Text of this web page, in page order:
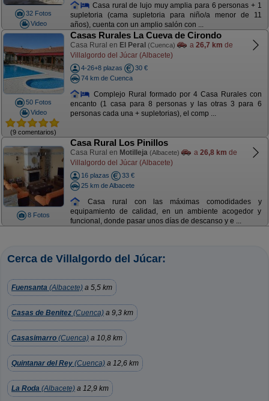
32 Fotos
Video
Casa rural de lujo muy amplia para 6 personas + 1
supletoria (cama supletoria para niño/a menor de 11
años), cuenta con un amplio salón con ...
50 Fotos
Video
(9 comentarios)
Casas Rurales La Cueva de Cirondo
Casa Rural en El Peral (Cuenca) a 26,7 km de
Villalgordo del Júcar (Albacete)
4-26+8 plazas
30 €
74 km de Cuenca
Complejo Rural formado por 4 Casa Rurales con
encanto (1 casa para 8 personas y las otras 3 para 6
personas cada una + supletorias), el comp ...
8 Fotos
Casa Rural Los Pinillos
Casa Rural en Motilleja (Albacete) a 26,8 km de
Villalgordo del Júcar (Albacete)
16 plazas
33 €
25 km de Albacete
Casa rural con las máximas comodidades y
equipamiento de calidad, en un ambiente acogedor y
funcional, donde pasar unos días de descanso y e ...
Cerca de Villalgordo del Júcar:
Fuensanta (Albacete) a 5,5 km
Casas de Benitez (Cuenca) a 9,3 km
Casasimarro (Cuenca) a 10,8 km
Quintanar del Rey (Cuenca) a 12,6 km
La Roda (Albacete) a 12,9 km